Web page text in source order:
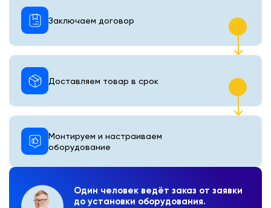
Один человек ведёт заказ от заявки
до установки оборудования.
Монтируем и настраиваем
оборудование
Доставляем товар в срок
Заключаем договор